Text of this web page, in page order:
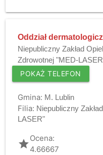
Oddział
Niepubliczny Zakład
Zdrowotnej "MED-
POKAŻ TELEFON
Gmina: M. Lublin
Filia: Niepubliczny
LASER"
gradeOcena:
4.66667